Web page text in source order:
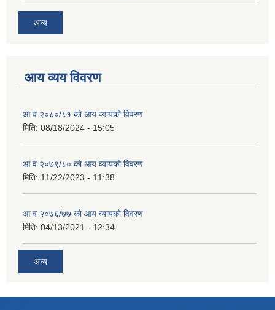
अन्य
आय व्यय विवरण
आ व २०८०/८१ को आय व्यायको विवरण
मिति: 08/18/2024 - 15:05
आ व २०७९/८० को आय व्यायको विवरण
मिति: 11/22/2023 - 11:38
आ व २०७६/७७ को आय व्यायको विवरण
मिति: 04/13/2021 - 12:34
अन्य